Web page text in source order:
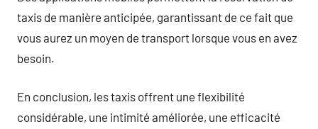
taxis de manière anticipée, garantissant de ce fait que
vous aurez un moyen de transport lorsque vous en avez
besoin.
En conclusion, les taxis offrent une flexibilité
considérable, une intimité améliorée, une efficacité